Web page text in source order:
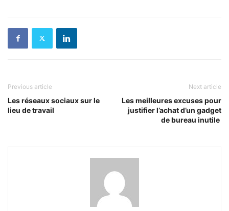
Previous article
Les réseaux sociaux sur le
lieu de travail
Next article
Les meilleures excuses pour
justifier l’achat d’un gadget
de bureau inutile